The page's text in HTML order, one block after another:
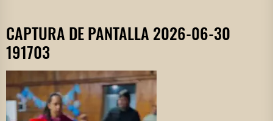
CAPTURA DE PANTALLA 2026-06-30
191703